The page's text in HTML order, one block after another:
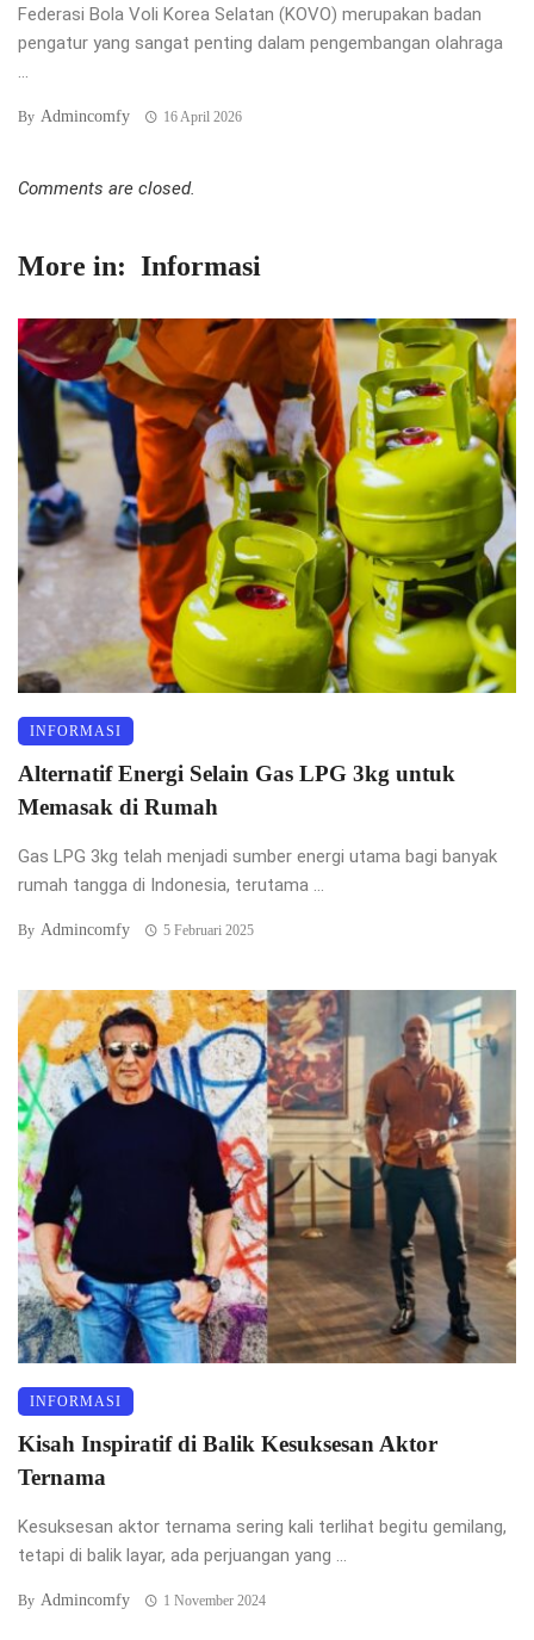
Federasi Bola Voli Korea Selatan (KOVO) merupakan badan
pengatur yang sangat penting dalam pengembangan olahraga
...
By Admincomfy 16 April 2026
Comments are closed.
More in: Informasi
INFORMASI
Alternatif Energi Selain Gas LPG 3kg untuk
Memasak di Rumah
Gas LPG 3kg telah menjadi sumber energi utama bagi banyak
rumah tangga di Indonesia, terutama ...
By Admincomfy 5 Februari 2025
INFORMASI
Kisah Inspiratif di Balik Kesuksesan Aktor
Ternama
Kesuksesan aktor ternama sering kali terlihat begitu gemilang,
tetapi di balik layar, ada perjuangan yang ...
By Admincomfy 1 November 2024